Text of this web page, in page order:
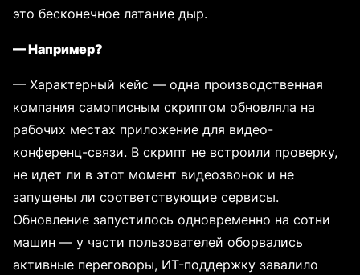
это бесконечное латание дыр.
— Например?
— Характерный кейс — одна производственная
компания самописным скриптом обновляла на
рабочих местах приложение для видео-
конференц-связи. В скрипт не встроили проверку,
не идет ли в этот момент видеозвонок и не
запущены ли соответствующие сервисы.
Обновление запустилось одновременно на сотни
машин — у части пользователей оборвались
активные переговоры, ИT-поддержку завалило